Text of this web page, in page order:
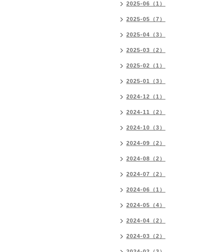
2025-06（1）
2025-05（7）
2025-04（3）
2025-03（2）
2025-02（1）
2025-01（3）
2024-12（1）
2024-11（2）
2024-10（3）
2024-09（2）
2024-08（2）
2024-07（2）
2024-06（1）
2024-05（4）
2024-04（2）
2024-03（2）